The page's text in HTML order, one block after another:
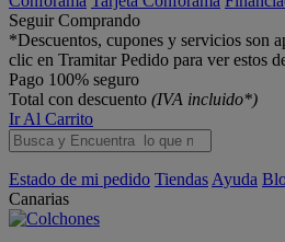
Seguir Comprando
*Descuentos, cupones y servicios son
clic en Tramitar Pedido para ver estos
Pago 100% seguro
Total con descuento (IVA incluido*)
Ir Al Carrito
Estado de mi pedido Tiendas Ayuda
Canarias